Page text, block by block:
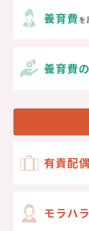
養育費を
養育費
有責配
モラハ